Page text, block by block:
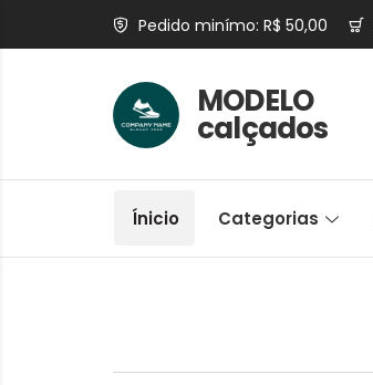
Pedido minímo: R$ 50,00
MODELO
calçados
Ínicio Categorias